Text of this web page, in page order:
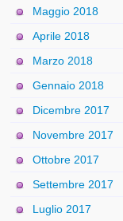
Maggio 2018
Aprile 2018
Marzo 2018
Gennaio 2018
Dicembre 2017
Novembre 2017
Ottobre 2017
Settembre 2017
Luglio 2017